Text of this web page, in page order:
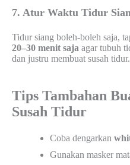
7. Atur Waktu Tidur
Tidur siang boleh-boleh saja,
20–30 menit saja agar tubuh
dan justru membuat susah tidur.
Tips Tambahan
Susah Tidur
Coba dengarkan
Gunakan masker